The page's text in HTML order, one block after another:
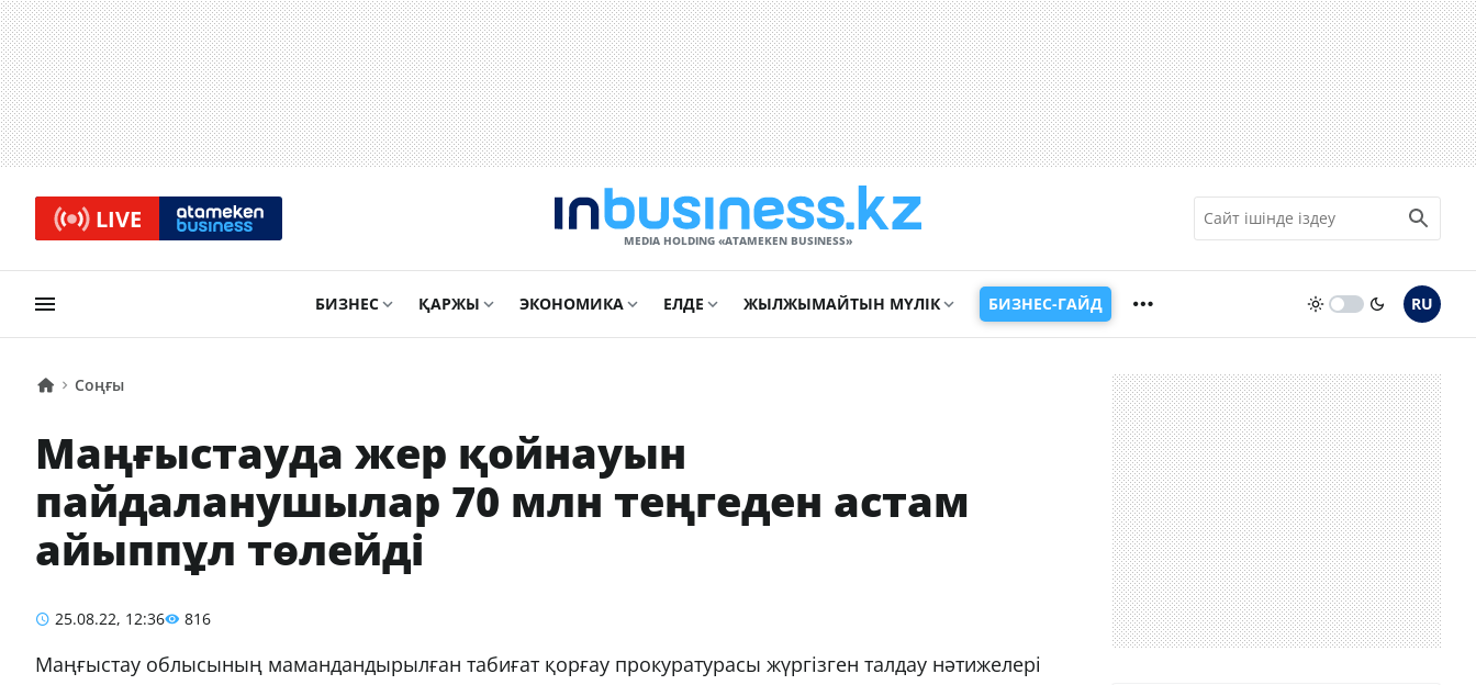
LIVE
MEDIA HOLDING «ATAMEKЕN BUSINESS»
БИЗНЕС ҚАРЖЫ ЭКОНОМИКА ЕЛДЕ ЖЫЛЖЫМАЙТЫН МҮЛІК БИЗНЕС-ГАЙД RU
Соңғы
Маңғыстауда жер қойнауын
пайдаланушылар 70 млн теңгеден астам
айыппұл төлейді
25.08.22, 12:36 816
Маңғыстау облысының мамандандырылған табиғат қорғау прокуратурасы жүргізген талдау нәтижелері